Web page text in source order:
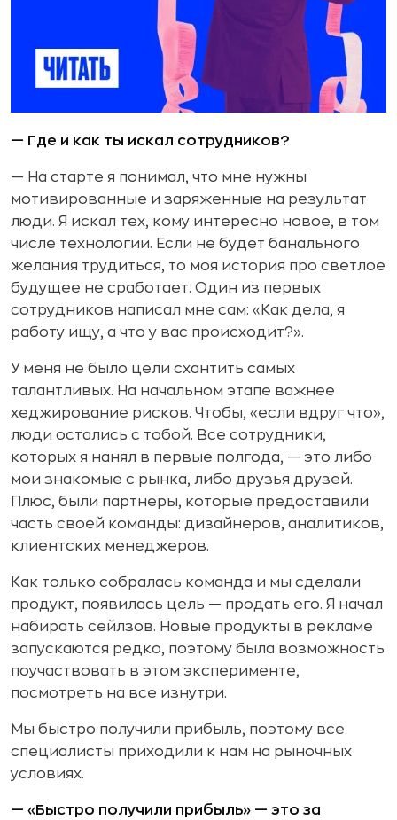
— Где и как ты искал сотрудников?
— На старте я понимал, что мне нужны
мотивированные и заряженные на результат
люди. Я искал тех, кому интересно новое, в том
числе технологии. Если не будет банального
желания трудиться, то моя история про светлое
будущее не сработает. Один из первых
сотрудников написал мне сам: «Как дела, я
работу ищу, а что у вас происходит?».
У меня не было цели схантить самых
талантливых. На начальном этапе важнее
хеджирование рисков. Чтобы, «если вдруг что»,
люди остались с тобой. Все сотрудники,
которых я нанял в первые полгода, — это либо
мои знакомые с рынка, либо друзья друзей.
Плюс, были партнеры, которые предоставили
часть своей команды: дизайнеров, аналитиков,
клиентских менеджеров.
Как только собралась команда и мы сделали
продукт, появилась цель — продать его. Я начал
набирать сейлзов. Новые продукты в рекламе
запускаются редко, поэтому была возможность
поучаствовать в этом эксперименте,
посмотреть на все изнутри.
Мы быстро получили прибыль, поэтому все
специалисты приходили к нам на рыночных
условиях.
— «Быстро получили прибыль» — это за